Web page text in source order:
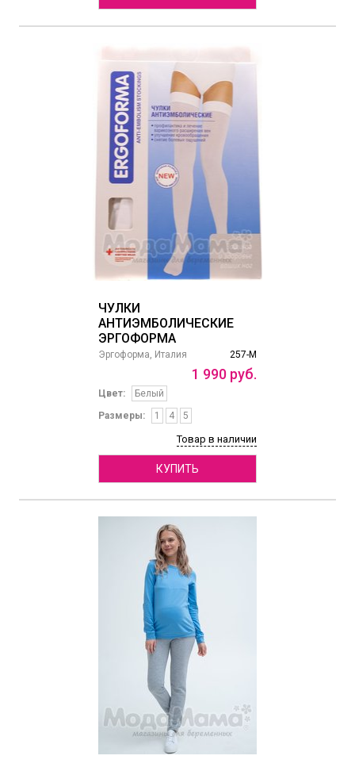
ЧУЛКИ
АНТИЭМБОЛИЧЕСКИЕ
ЭРГОФОРМА
257-М
Эргоформа, Италия
1 990 руб.
Цвет:
Белый
Размеры:
1 4 5
Товар в наличии
КУПИТЬ